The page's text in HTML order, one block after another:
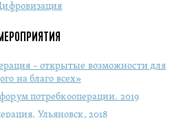
– открытые возможности для
на благо всех»
потребкооперации. 2019
Ульяновск, 2018